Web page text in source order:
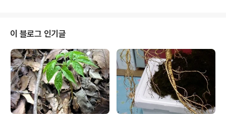
이 블로그 인기글